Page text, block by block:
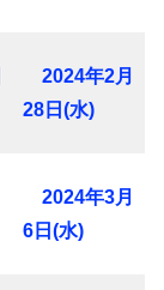
2024年2月
28日(水)
2024年3月
6日(水)